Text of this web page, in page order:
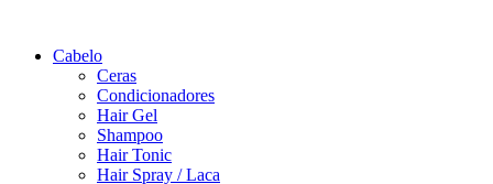
Cabelo
Ceras
Condicionadores
Hair Gel
Shampoo
Hair Tonic
Hair Spray / Laca